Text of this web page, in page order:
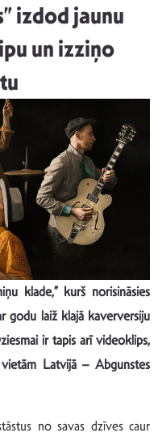
izdod jaunu
un izziņo
klade,” kurš norisināsies
godu laiž klajā kaverversiju
ir tapis arī videoklips,
Latvijā – Abgunstes
no savas dzīves caur